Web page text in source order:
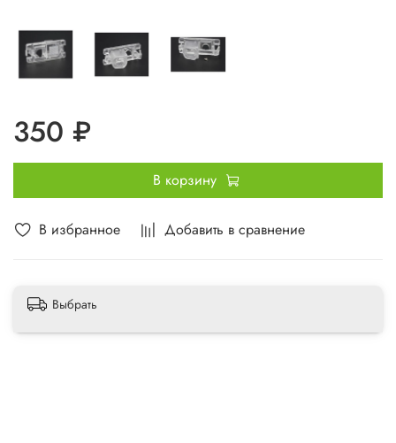
В избранное Добавить в сравнение
350 ₽
В корзину
Выбрать